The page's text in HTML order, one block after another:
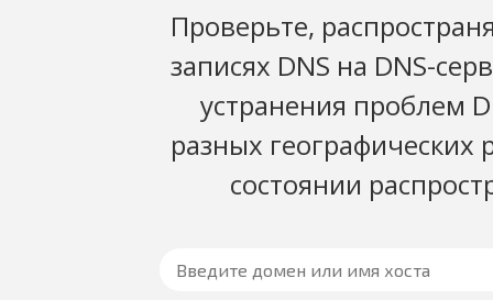
Проверьте,
записях DNS на DNS-
устранения проблем
разных географических
состоянии